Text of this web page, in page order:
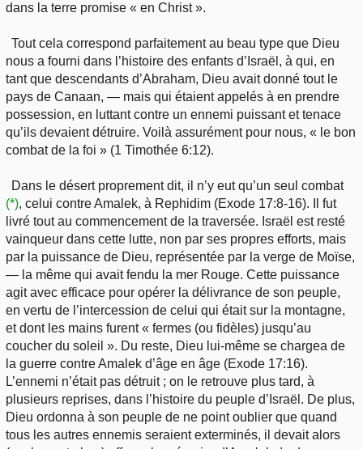
dans la terre promise « en Christ ».
Tout cela correspond parfaitement au beau type que Dieu
nous a fourni dans l’histoire des enfants d’Israël, à qui, en
tant que descendants d’Abraham, Dieu avait donné tout le
pays de Canaan, — mais qui étaient appelés à en prendre
possession, en luttant contre un ennemi puissant et tenace
qu’ils devaient détruire. Voilà assurément pour nous, « le bon
combat de la foi » (1 Timothée 6:12).
Dans le désert proprement dit, il n’y eut qu’un seul combat
(*), celui contre Amalek, à Rephidim (Exode 17:8-16). Il fut
livré tout au commencement de la traversée. Israël est resté
vainqueur dans cette lutte, non par ses propres efforts, mais
par la puissance de Dieu, représentée par la verge de Moïse,
— la même qui avait fendu la mer Rouge. Cette puissance
agit avec efficace pour opérer la délivrance de son peuple,
en vertu de l’intercession de celui qui était sur la montagne,
et dont les mains furent « fermes (ou fidèles) jusqu’au
coucher du soleil ». Du reste, Dieu lui-même se chargea de
la guerre contre Amalek d’âge en âge (Exode 17:16).
L’ennemi n’était pas détruit ; on le retrouve plus tard, à
plusieurs reprises, dans l’histoire du peuple d’Israël. De plus,
Dieu ordonna à son peuple de ne point oublier que quand
tous les autres ennemis seraient exterminés, il devait alors